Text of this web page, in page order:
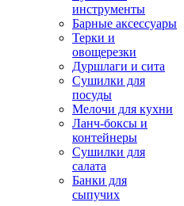
инструменты
Барные аксессуары
Терки и
овощерезки
Дуршлаги и сита
Сушилки для
посуды
Мелочи для кухни
Ланч-боксы и
контейнеры
Сушилки для
салата
Банки для
сыпучих